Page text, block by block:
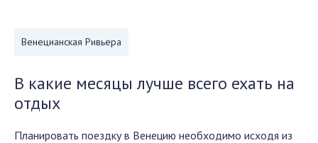
Венецианская Ривьера
В какие месяцы лучше всего ехать на
отдых
Планировать поездку в Венецию необходимо исходя из